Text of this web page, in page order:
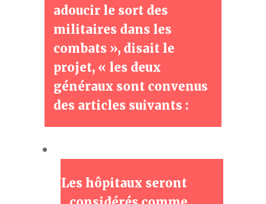
adoucir le sort des
militaires dans les
combats », disait le
projet, « les deux
généraux sont convenus
des articles suivants :
Les hôpitaux seront